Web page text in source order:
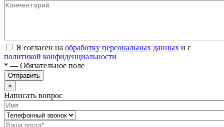
Я согласен на обработку персональных данных и с
политикой конфиденциальности
* — Обязательное поле
Отправить
×
Написать вопрос